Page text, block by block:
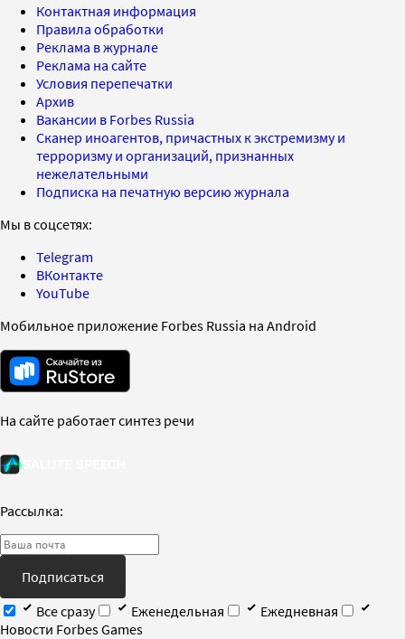
Контактная информация
Правила обработки
Реклама в журнале
Реклама на сайте
Условия перепечатки
Архив
Вакансии в Forbes Russia
Сканер иноагентов, причастных к экстремизму и
терроризму и организаций, признанных
нежелательными
Подписка на печатную версию журнала
Мы в соцсетях:
Telegram
ВКонтакте
YouTube
Мобильное приложение Forbes Russia на Android
На сайте работает синтез речи
Рассылка:
Подписаться
Все сразу
Еженедельная
Ежедневная
Новости Forbes Games